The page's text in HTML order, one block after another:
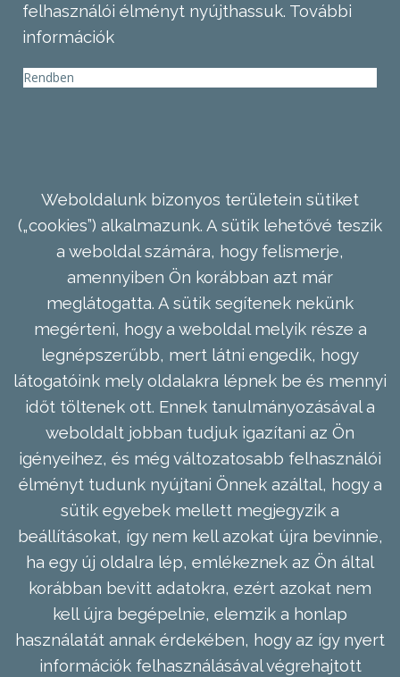
felhasználói élményt nyújthassuk. További
információk
Rendben
Weboldalunk bizonyos területein sütiket
(„cookies”) alkalmazunk. A sütik lehetővé teszik
a weboldal számára, hogy felismerje,
amennyiben Ön korábban azt már
meglátogatta. A sütik segítenek nekünk
megérteni, hogy a weboldal melyik része a
legnépszerűbb, mert látni engedik, hogy
látogatóink mely oldalakra lépnek be és mennyi
időt töltenek ott. Ennek tanulmányozásával a
weboldalt jobban tudjuk igazítani az Ön
igényeihez, és még változatosabb felhasználói
élményt tudunk nyújtani Önnek azáltal, hogy a
sütik egyebek mellett megjegyzik a
beállításokat, így nem kell azokat újra bevinnie,
ha egy új oldalra lép, emlékeznek az Ön által
korábban bevitt adatokra, ezért azokat nem
kell újra begépelnie, elemzik a honlap
használatát annak érdekében, hogy az így nyert
információk felhasználásával végrehajtott